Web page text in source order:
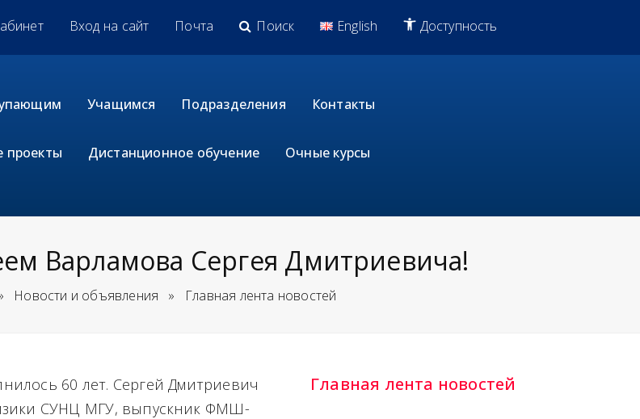
Вход на сайт Почта Поиск English Доступность
Учащимся Подразделения Контакты
проекты Дистанционное обучение Очные курсы
Варламова Сергея Дмитриевича!
Новости и объявления » Главная лента новостей
Главная лента новостей
60 лет. Сергей Дмитриевич
СУНЦ МГУ, выпускник ФМШ-